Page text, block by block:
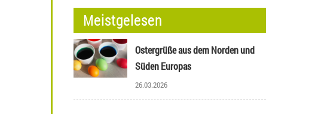
Meistgelesen
Ostergrüße aus dem Norden und
Süden Europas
26.03.2026